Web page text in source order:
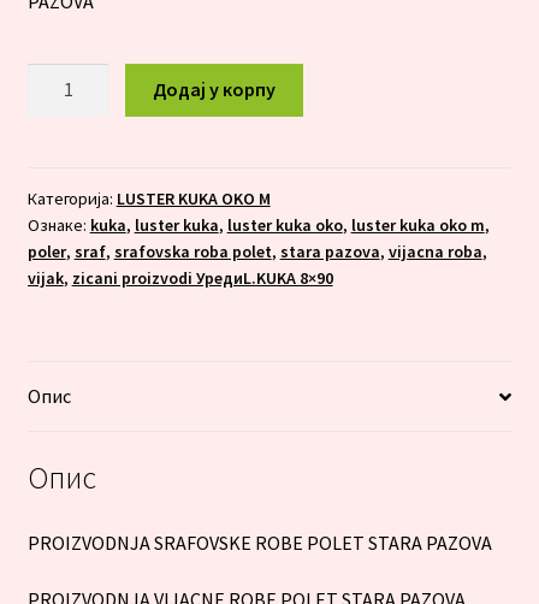
5x80
количина
Додај у корпу
Категорија: LUSTER KUKA OKO M
Ознаке: kuka, luster kuka, luster kuka oko, luster kuka oko m,
poler, sraf, srafovska roba polet, stara pazova, vijacna roba,
vijak, zicani proizvodi УредиL.KUKA 8×90
Опис
Опис
PROIZVODNJA SRAFOVSKE ROBE POLET STARA PAZOVA